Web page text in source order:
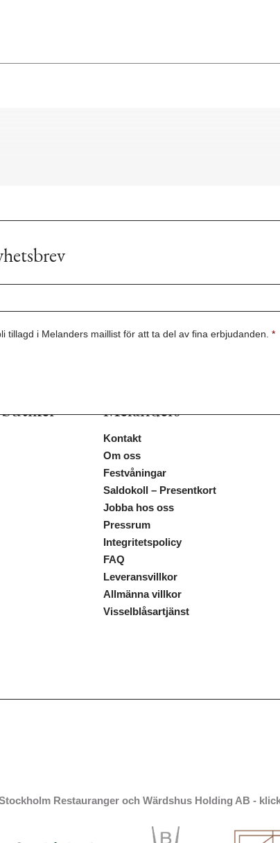
tillagd i Melanders maillist för att ta del av fina erbjudanden. *
Melanders
Kontakt
Om oss
Festvåningar
Saldokoll – Presentkort
Jobba hos oss
Pressrum
Integritetspolicy
FAQ
Leveransvillkor
Allmänna villkor
Visselblåsartjänst
Restauranger och Wärdshus Holding AB -